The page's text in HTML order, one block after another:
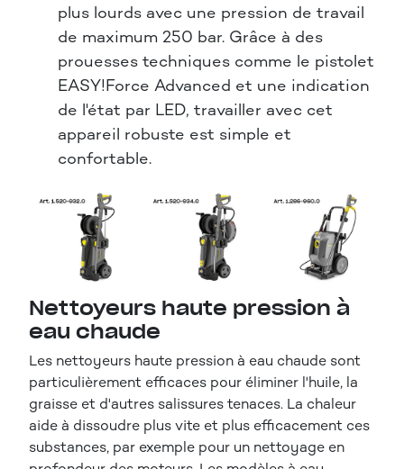
plus lourds avec une pression de travail
de maximum 250 bar. Grâce à des
prouesses techniques comme le pistolet
EASY!Force Advanced et une indication
de l'état par LED, travailler avec cet
appareil robuste est simple et
confortable.
Nettoyeurs haute pression à
eau chaude
Les nettoyeurs haute pression à eau chaude sont
particulièrement efficaces pour éliminer l'huile, la
graisse et d'autres salissures tenaces. La chaleur
aide à dissoudre plus vite et plus efficacement ces
substances, par exemple pour un nettoyage en